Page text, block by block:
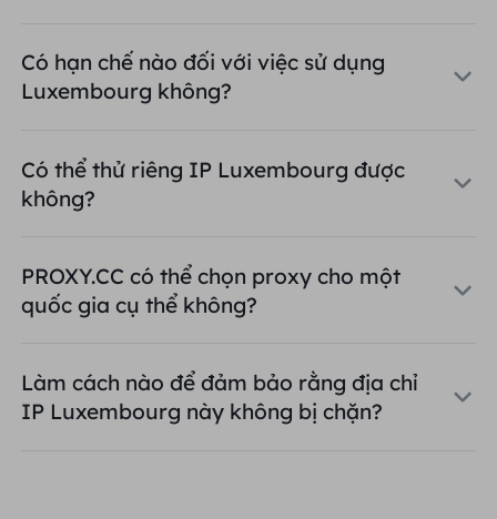
Có hạn chế nào đối với việc sử dụng
Luxembourg không?
Có thể thử riêng IP Luxembourg được
không?
PROXY.CC có thể chọn proxy cho một
quốc gia cụ thể không?
Làm cách nào để đảm bảo rằng địa chỉ
IP Luxembourg này không bị chặn?